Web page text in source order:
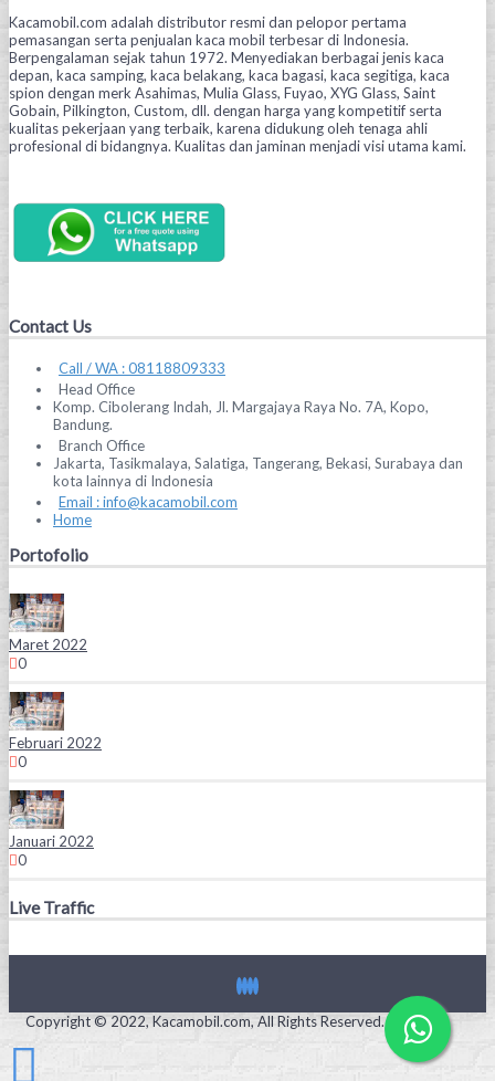
Kacamobil.com adalah distributor resmi dan pelopor pertama
pemasangan serta penjualan kaca mobil terbesar di Indonesia.
Berpengalaman sejak tahun 1972. Menyediakan berbagai jenis kaca
depan, kaca samping, kaca belakang, kaca bagasi, kaca segitiga, kaca
spion dengan merk Asahimas, Mulia Glass, Fuyao, XYG Glass, Saint
Gobain, Pilkington, Custom, dll. dengan harga yang kompetitif serta
kualitas pekerjaan yang terbaik, karena didukung oleh tenaga ahli
profesional di bidangnya. Kualitas dan jaminan menjadi visi utama kami.
Contact Us
Call / WA : 08118809333
Head Office
Komp. Cibolerang Indah, Jl. Margajaya Raya No. 7A, Kopo,
Bandung.
Branch Office
Jakarta, Tasikmalaya, Salatiga, Tangerang, Bekasi, Surabaya dan
kota lainnya di Indonesia
Email : info@kacamobil.com
Home
Portofolio
Maret 2022
0
Februari 2022
0
Januari 2022
0
Live Traffic
Copyright © 2022, Kacamobil.com, All Rights Reserved.